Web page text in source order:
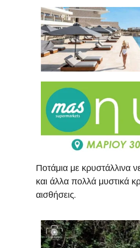
Ποτάμια με κρυστάλλινα
και άλλα πολλά μυστικά
αισθήσεις.